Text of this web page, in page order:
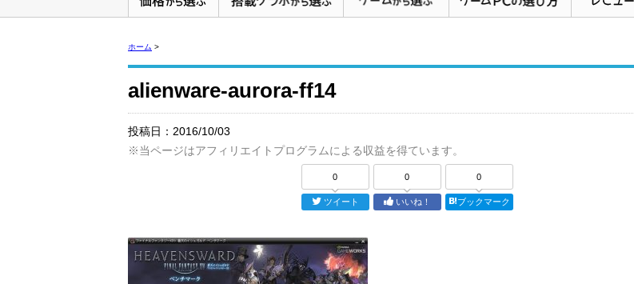
ホーム >
alienware-aurora-ff14
投稿日： 2016/10/03
※当ページはアフィリエイトプログラムによる収益を得ています。
0
ツイート
0
いいね！
0
ブックマーク